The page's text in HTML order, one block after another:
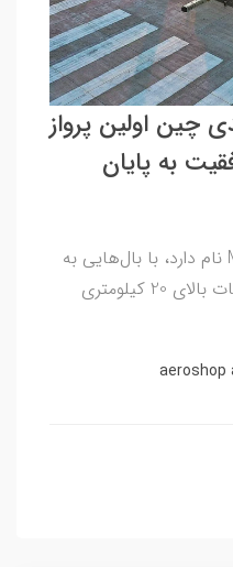
چین اولین پرواز
به پایان
این پهپاد که Morning Star 50 نام دارد، با بال‌هایی به
اندازه 50 متر می‌تواند در ارتفاعات بالای 20 کیلومتری
aeroshop